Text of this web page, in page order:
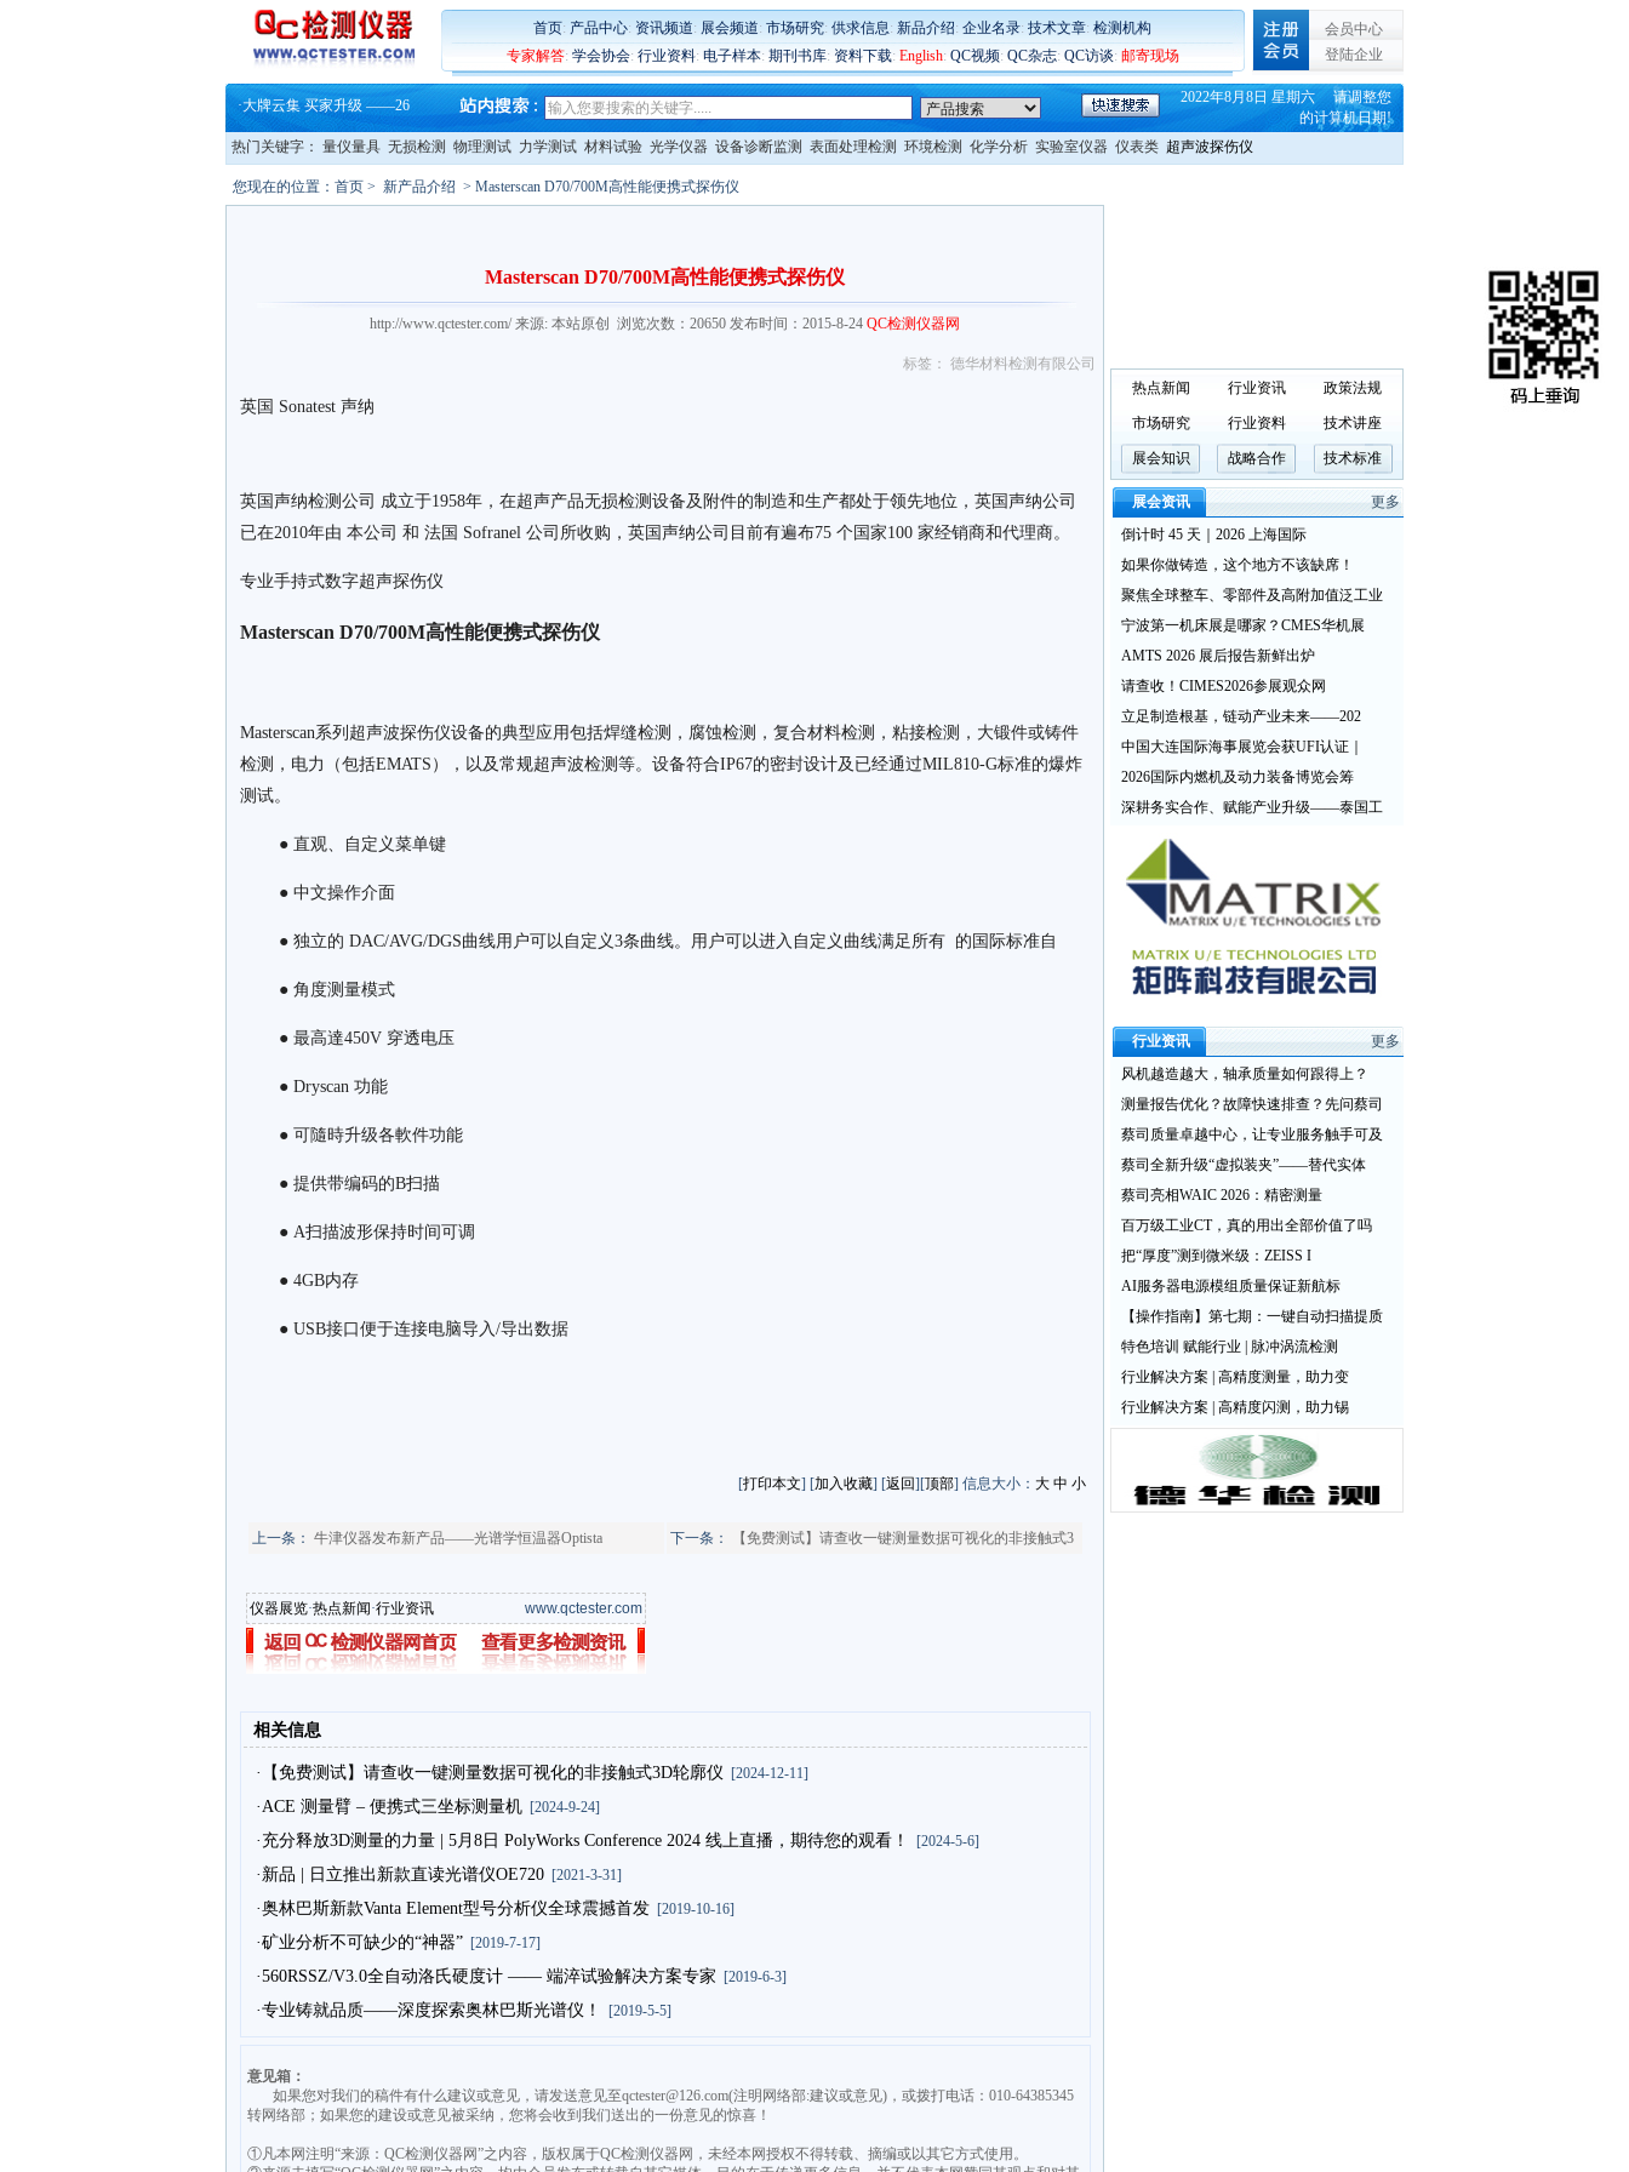
首页: 产品中心: 资讯频道: 展会频道: 市场研究: 供求信息: 新品介绍: 企业名录: 技术文章: 检测机构
专家解答: 学会协会: 行业资料: 电子样本: 期刊书库: 资料下载: English: QC视频: QC杂志: QC访谈: 邮寄现场
会员中心
登陆企业
铸就AI服务器质量动脉 – 高
ZEISS BOSELLO ADR 让内部缺
蔡司和亿纬锂能达成战略合作
·大牌云集 买家升级 ——26
·蔡司软件 | 高效变形分析能
·铸就AI服务器质量动脉 – 高
·铸就AI服务器质量动脉 – 高
·蔡司和亿纬锂能达成战略合作
2022年8月8日 星期六 请调整您
的计算机日期!
热门关键字： 量仪量具 无损检测 物理测试 力学测试 材料试验 光学仪器 设备诊断监测 表面处理检测 环境检测 化学分析 实验室仪器 仪表类 超声波探伤仪
您现在的位置： 首页 > 新产品介绍 > Masterscan D70/700M高性能便携式探伤仪
Masterscan D70/700M高性能便携式探伤仪
http://www.qctester.com/ 来源: 本站原创 浏览次数：20650 发布时间：2015-8-24 QC检测仪器网
标签： 德华材料检测有限公司
英国 Sonatest 声纳
英国声纳检测公司 成立于1958年，在超声产品无损检测设备及附件的制造和生产都处于领先地位，英国声纳公司
已在2010年由 本公司 和 法国 Sofranel 公司所收购，英国声纳公司目前有遍布75 个国家100 家经销商和代理商。
专业手持式数字超声探伤仪
Masterscan D70/700M高性能便携式探伤仪
Masterscan系列超声波探伤仪设备的典型应用包括焊缝检测，腐蚀检测，复合材料检测，粘接检测，大锻件或铸件
检测，电力（包括EMATS），以及常规超声波检测等。设备符合IP67的密封设计及已经通过MIL810-G标准的爆炸
测试。
● 直观、自定义菜单键
● 中文操作介面
● 独立的 DAC/AVG/DGS曲线用户可以自定义3条曲线。用户可以进入自定义曲线满足所有 的国际标准自
● 角度测量模式
● 最高達450V 穿透电压
● Dryscan 功能
● 可隨時升级各軟件功能
● 提供带编码的B扫描
● A扫描波形保持时间可调
● 4GB内存
● USB接口便于连接电脑导入/导出数据
[打印本文] [加入收藏] [返回][顶部] 信息大小： 大 中 小
上一条： 牛津仪器发布新产品——光谱学恒温器Optista 下一条： 【免费测试】请查收一键测量数据可视化的非接触式3
仪器展览·热点新闻·行业资讯 www.qctester.com
相关信息
·【免费测试】请查收一键测量数据可视化的非接触式3D轮廓仪 [2024-12-11]
·ACE 测量臂 – 便携式三坐标测量机[2024-9-24]
·充分释放3D测量的力量 | 5月8日 PolyWorks Conference 2024 线上直播，期待您的观看！ [2024-5-6]
·新品 | 日立推出新款直读光谱仪OE720[2021-3-31]
·奥林巴斯新款Vanta Element型号分析仪全球震撼首发[2019-10-16]
·矿业分析不可缺少的“神器”[2019-7-17]
·560RSSZ/V3.0全自动洛氏硬度计 —— 端淬试验解决方案专家 [2019-6-3]
·专业铸就品质——深度探索奥林巴斯光谱仪！ [2019-5-5]
意见箱：
如果您对我们的稿件有什么建议或意见，请发送意见至qctester@126.com(注明网络部:建议或意见)，或拨打电话：010-64385345
转网络部；如果您的建设或意见被采纳，您将会收到我们送出的一份意见的惊喜！
①凡本网注明“来源：QC检测仪器网”之内容，版权属于QC检测仪器网，未经本网授权不得转载、摘编或以其它方式使用。
热点新闻 行业资讯 政策法规
市场研究 行业资料 技术讲座
展会知识 战略合作 技术标准
展会资讯
更多
倒计时 45 天｜2026 上海国际
如果你做铸造，这个地方不该缺席！
聚焦全球整车、零部件及高附加值泛工业
宁波第一机床展是哪家？CMES华机展
AMTS 2026 展后报告新鲜出炉
请查收！CIMES2026参展观众网
立足制造根基，链动产业未来——202
中国大连国际海事展览会获UFI认证｜
2026国际内燃机及动力装备博览会筹
深耕务实合作、赋能产业升级——泰国工
行业资讯
更多
风机越造越大，轴承质量如何跟得上？
测量报告优化？故障快速排查？先问蔡司
蔡司质量卓越中心，让专业服务触手可及
蔡司全新升级“虚拟装夹”——替代实体
蔡司亮相WAIC 2026：精密测量
百万级工业CT，真的用出全部价值了吗
把“厚度”测到微米级：ZEISS I
AI服务器电源模组质量保证新航标
【操作指南】第七期：一键自动扫描提质
特色培训 赋能行业 | 脉冲涡流检测
行业解决方案 | 高精度测量，助力变
行业解决方案 | 高精度闪测，助力锡